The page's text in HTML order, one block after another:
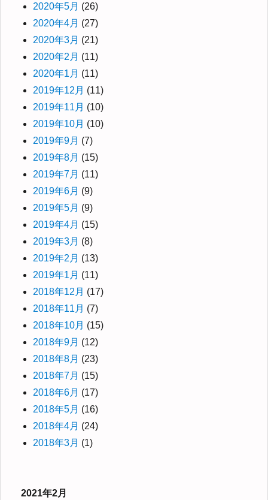
2020年5月 (26)
2020年4月 (27)
2020年3月 (21)
2020年2月 (11)
2020年1月 (11)
2019年12月 (11)
2019年11月 (10)
2019年10月 (10)
2019年9月 (7)
2019年8月 (15)
2019年7月 (11)
2019年6月 (9)
2019年5月 (9)
2019年4月 (15)
2019年3月 (8)
2019年2月 (13)
2019年1月 (11)
2018年12月 (17)
2018年11月 (7)
2018年10月 (15)
2018年9月 (12)
2018年8月 (23)
2018年7月 (15)
2018年6月 (17)
2018年5月 (16)
2018年4月 (24)
2018年3月 (1)
2021年2月